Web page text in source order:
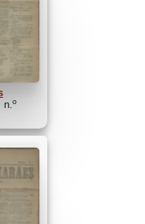
n.º